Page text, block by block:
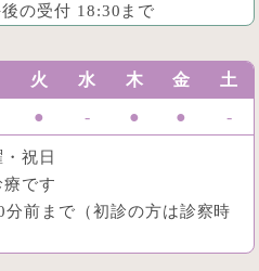
の受付 18:30まで
火 水 木 金 土
● - ● ● -
祝日
です
前まで（初診の方は診察時